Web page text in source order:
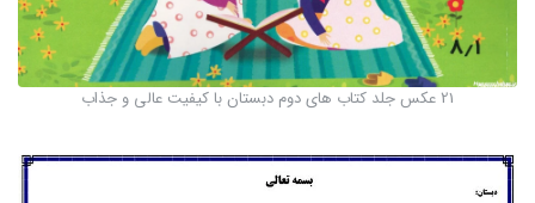
21 عکس جلد کتاب های دوم دبستان با کیفیت عالی و جذاب